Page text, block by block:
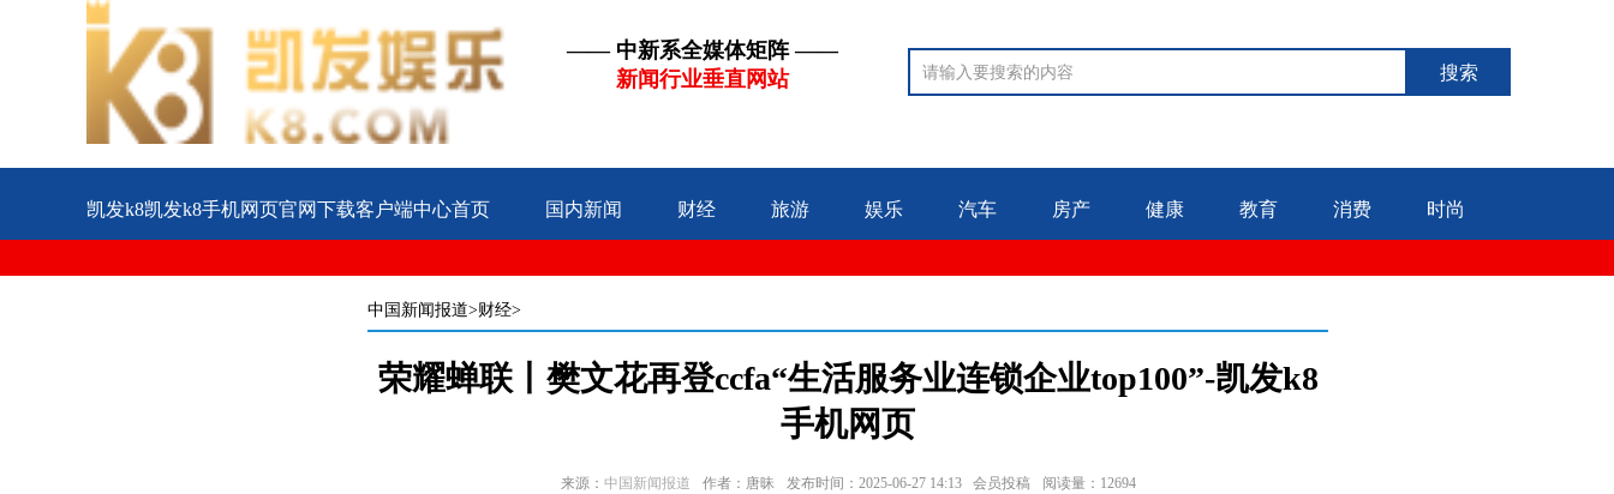
—— 中新系全媒体矩阵 ——
新闻行业垂直网站
搜索
凯发k8凯发k8手机网页官网下载客户端中心首页 国内新闻 财经 旅游 娱乐 汽车 房产 健康 教育 消费 时尚
中国新闻报道>财经>
荣耀蝉联丨樊文花再登ccfa“生活服务业连锁企业top100”-凯发k8
手机网页
来源： 中国新闻报道 作者：唐昧 发布时间：2025-06-27 14:13 会员投稿 阅读量：12694